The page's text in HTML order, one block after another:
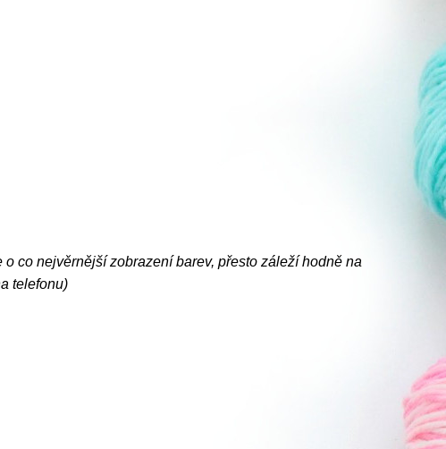
co nejvěrnější zobrazení barev, přesto záleží hodně na
telefonu)